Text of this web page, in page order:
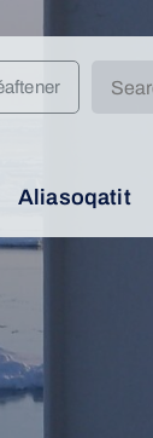
Aliasoqatit